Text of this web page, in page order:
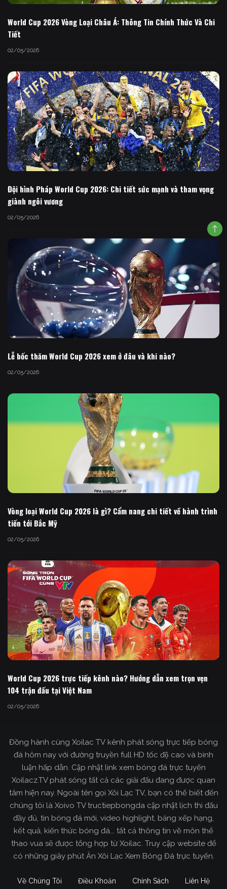
World Cup 2026 Vòng Loại Châu Á: Thông Tin Chính Thức Và Chi
Tiết
02/05/2026
Đội hình Pháp World Cup 2026: Chi tiết sức mạnh và tham vọng
giành ngôi vương
02/05/2026
Lễ bốc thăm World Cup 2026 xem ở đâu và khi nào?
02/05/2026
Vòng loại World Cup 2026 là gì? Cẩm nang chi tiết về hành trình
tiến tới Bắc Mỹ
02/05/2026
World Cup 2026 trực tiếp kênh nào? Hướng dẫn xem trọn vẹn
104 trận đấu tại Việt Nam
02/05/2026
Đồng hành cùng Xoilac TV kênh phát sóng trực tiếp bóng
đá hôm nay với đường truyền full HD tốc độ cao và bình
luận hấp dẫn. Cập nhật link xem bóng đá trực tuyến
Xoilacz.TV phát sóng tất cả các giải đấu đang được quan
tâm hiện nay. Ngoài tên gọi Xôi Lạc TV, bạn có thể biết đến
chúng tôi là Xoivo TV tructiepbongda cập nhật lịch thi đấu
đầy đủ, tin bóng đá mới, video highlight, bảng xếp hạng,
kết quả, kiến thức bóng đá... tất cả thông tin về môn thể
thao vua sẽ được tổng hợp từ Xoilac. Truy cập website để
có những giây phút Ăn Xôi Lạc Xem Bóng Đá trực tuyến.
Về Chúng Tôi Điều Khoản Chính Sách Liên Hệ